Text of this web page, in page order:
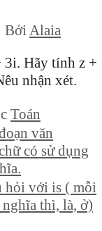
BởiAlaia
3i. Hãy tính z +
nhận xét.
Toán
văn
có sử dụng
hỏi với is ( mỗi
nghĩa thì, là, ở)